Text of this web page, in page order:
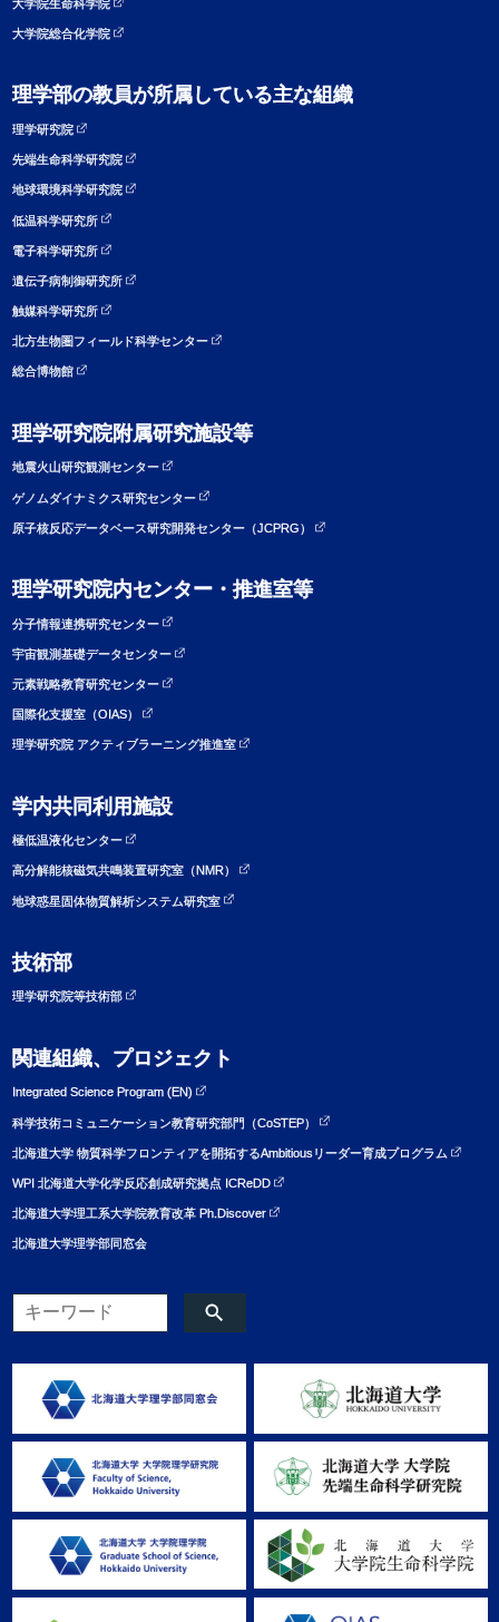
大学院生命科学院
大学院総合化学院
理学部の教員が所属している主な組織
理学研究院
先端生命科学研究院
地球環境科学研究院
低温科学研究所
電子科学研究所
遺伝子病制御研究所
触媒科学研究所
北方生物圏フィールド科学センター
総合博物館
理学研究院附属研究施設等
地震火山研究観測センター
ゲノムダイナミクス研究センター
原子核反応データベース研究開発センター（JCPRG）
理学研究院内センター・推進室等
分子情報連携研究センター
宇宙観測基礎データセンター
元素戦略教育研究センター
国際化支援室（OIAS）
理学研究院 アクティブラーニング推進室
学内共同利用施設
極低温液化センター
高分解能核磁気共鳴装置研究室（NMR）
地球惑星固体物質解析システム研究室
技術部
理学研究院等技術部
関連組織、プロジェクト
Integrated Science Program (EN)
科学技術コミュニケーション教育研究部門（CoSTEP）
北海道大学 物質科学フロンティアを開拓するAmbitiousリーダー育成プログラム
WPI 北海道大学化学反応創成研究拠点 ICReDD
北海道大学理工系大学院教育改革 Ph.Discover
北海道大学理学部同窓会